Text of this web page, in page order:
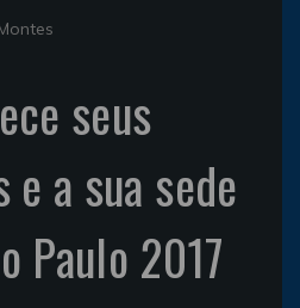
seus
a sua sede
Paulo 2017